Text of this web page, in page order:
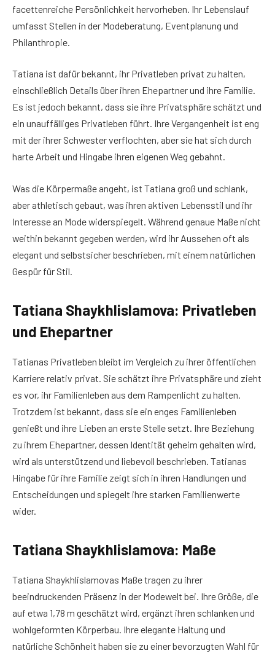
facettenreiche Persönlichkeit hervorheben. Ihr Lebenslauf
umfasst Stellen in der Modeberatung, Eventplanung und
Philanthropie.
Tatiana ist dafür bekannt, ihr Privatleben privat zu halten,
einschließlich Details über ihren Ehepartner und ihre Familie.
Es ist jedoch bekannt, dass sie ihre Privatsphäre schätzt und
ein unauffälliges Privatleben führt. Ihre Vergangenheit ist eng
mit der ihrer Schwester verflochten, aber sie hat sich durch
harte Arbeit und Hingabe ihren eigenen Weg gebahnt.
Was die Körpermaße angeht, ist Tatiana groß und schlank,
aber athletisch gebaut, was ihren aktiven Lebensstil und ihr
Interesse an Mode widerspiegelt. Während genaue Maße nicht
weithin bekannt gegeben werden, wird ihr Aussehen oft als
elegant und selbstsicher beschrieben, mit einem natürlichen
Gespür für Stil.
Tatiana Shaykhlislamova: Privatleben
und Ehepartner
Tatianas Privatleben bleibt im Vergleich zu ihrer öffentlichen
Karriere relativ privat. Sie schätzt ihre Privatsphäre und zieht
es vor, ihr Familienleben aus dem Rampenlicht zu halten.
Trotzdem ist bekannt, dass sie ein enges Familienleben
genießt und ihre Lieben an erste Stelle setzt. Ihre Beziehung
zu ihrem Ehepartner, dessen Identität geheim gehalten wird,
wird als unterstützend und liebevoll beschrieben. Tatianas
Hingabe für ihre Familie zeigt sich in ihren Handlungen und
Entscheidungen und spiegelt ihre starken Familienwerte
wider.
Tatiana Shaykhlislamova: Maße
Tatiana Shaykhlislamovas Maße tragen zu ihrer
beeindruckenden Präsenz in der Modewelt bei. Ihre Größe, die
auf etwa 1,78 m geschätzt wird, ergänzt ihren schlanken und
wohlgeformten Körperbau. Ihre elegante Haltung und
natürliche Schönheit haben sie zu einer bevorzugten Wahl für